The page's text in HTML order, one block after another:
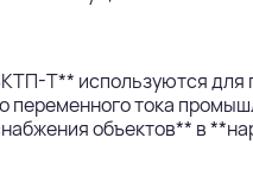
Т** используются для
переменного тока
объектов** в